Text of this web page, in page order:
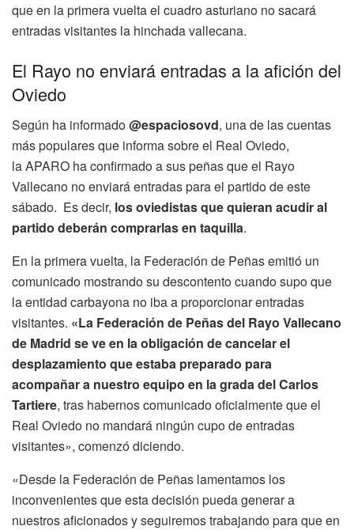
que en la primera vuelta el cuadro asturiano no sacará
entradas visitantes la hinchada vallecana.
El Rayo no enviará entradas a la afición del
Oviedo
Según ha informado@espaciosovd, una de las cuentas
más populares que informa sobre el Real Oviedo,
laAPARO ha confirmado a sus peñas que el Rayo
Vallecano no enviará entradas para el partido de este
sábado. Es decir, los oviedistas que quieran acudir al
partido deberán comprarlas en taquilla.
En la primera vuelta, la Federación de Peñas emitió un
comunicado mostrando su descontento cuando supo que
la entidad carbayona no iba a proporcionar entradas
visitantes. «La Federación de Peñas del Rayo Vallecano
de Madrid se ve en la obligación de cancelar el
desplazamiento que estaba preparado para
acompañar a nuestro equipo en la grada del Carlos
Tartiere, tras habernos comunicado oficialmente que el
Real Oviedo no mandará ningún cupo de entradas
visitantes», comenzó diciendo.
«Desde la Federación de Peñas lamentamos los
inconvenientes que esta decisión pueda generar a
nuestros aficionados y seguiremos trabajando para que en